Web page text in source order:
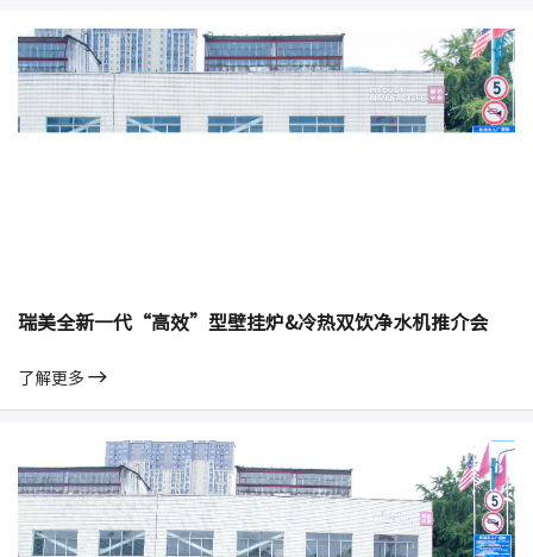
瑞美全新一代“高效”型壁挂炉&冷热双饮净水机推介会
了解更多